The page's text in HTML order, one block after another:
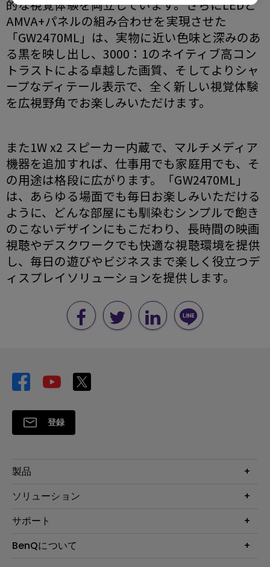
的な視覚体験を両立しています。さらにLEDと
AMVA+パネルの組み合わせを実現させた
「GW2470ML」は、実物に近い色味と深みのあ
る黒を映し出し、3000：1のネイティブ高コン
トラストによる卓越した画質、そしてよりシャ
ープなディテール表示で、全く新しい視覚体験
を広視野角でお楽しみいただけます。
また1W x2 スピーカー内蔵で、マルチメディア
機器を追加すれば、仕事用でも家庭用でも、そ
の用途は格段に広がります。「GW2470ML」
は、あらゆる場面でも毎日お楽しみいただける
ように、どんな部屋にも馴染むシンプルで飽き
のこないデザインにもこだわり、長時間の映画
視聴やデスクワークでも快適な視聴環境を提供
し、毎日の遊びやビジネスまで楽しく役立つデ
ィスプレイソリューションを提供します。
登録
製品
プロジェクター
照明
Webカメラ
ソリューション
ビジネス向け
知識ページ
サポート
サポート
BenQについて